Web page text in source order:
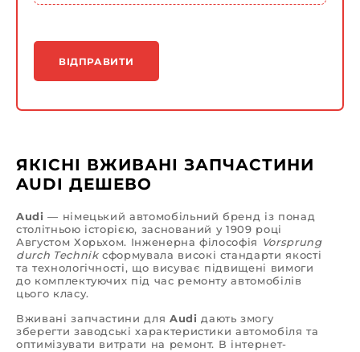
ВІДПРАВИТИ
ЯКІСНІ ВЖИВАНІ ЗАПЧАСТИНИ
AUDI ДЕШЕВО
Audi — німецький автомобільний бренд із понад
столітньою історією, заснований у 1909 році
Августом Хорьхом. Інженерна філософія Vorsprung
durch Technikсформувала високі стандарти якості
та технологічності, що висуває підвищені вимоги
до комплектуючих під час ремонту автомобілів
цього класу.
Вживані запчастини для Audi дають змогу
зберегти заводські характеристики автомобіля та
оптимізувати витрати на ремонт. В інтернет-